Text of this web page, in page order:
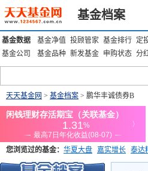
基金档案
基金数据 基金净值 投顾管家 基金排行 定
基金公司
基金品种 新发基金 申购状态 分
天天基金网 > 基金档案 > 鹏华丰诚债券B
您浏览过的基金： 华夏大盘 嘉实增长 泰达
添富优势 华安宏利 上证180价值ETF